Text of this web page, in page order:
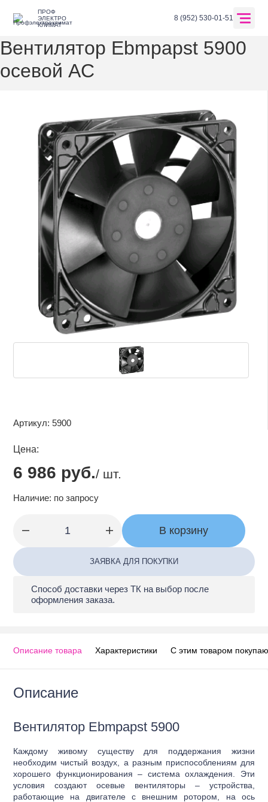
ПРОФ
ЭЛЕКТРО
КЛИМАТ
8 (952) 530-01-51
ГлавнаяКаталог оборудования Вентиляция и
Вентилятор Ebmpapst 5900
осевой AC
Артикул: 5900
Цена:
6 986 руб./ шт.
Наличие: по запросу
В корзину
ЗАЯВКА ДЛЯ ПОКУПКИ
Способ доставки через ТК на выбор после
оформления заказа.
Описание товара Характеристики С этим товаром
Описание
Вентилятор Ebmpapst 5900
Каждому живому существу для поддержания жизни
необходим чистый воздух, а разным приспособлениям для
хорошего функционирования – система охлаждения. Эти
условия создают осевые вентиляторы – устройства,
работающие на двигателе с внешним ротором, на ось
Главная
О компании
Оплата и доставка
Каталог
Отзывы
Бренды
Контакты
Заявка на подбор оборудования
Перейти в корзину